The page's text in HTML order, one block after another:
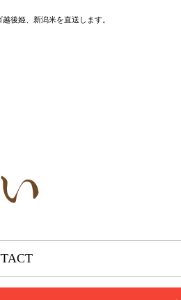
後姫、新潟米を直送します。